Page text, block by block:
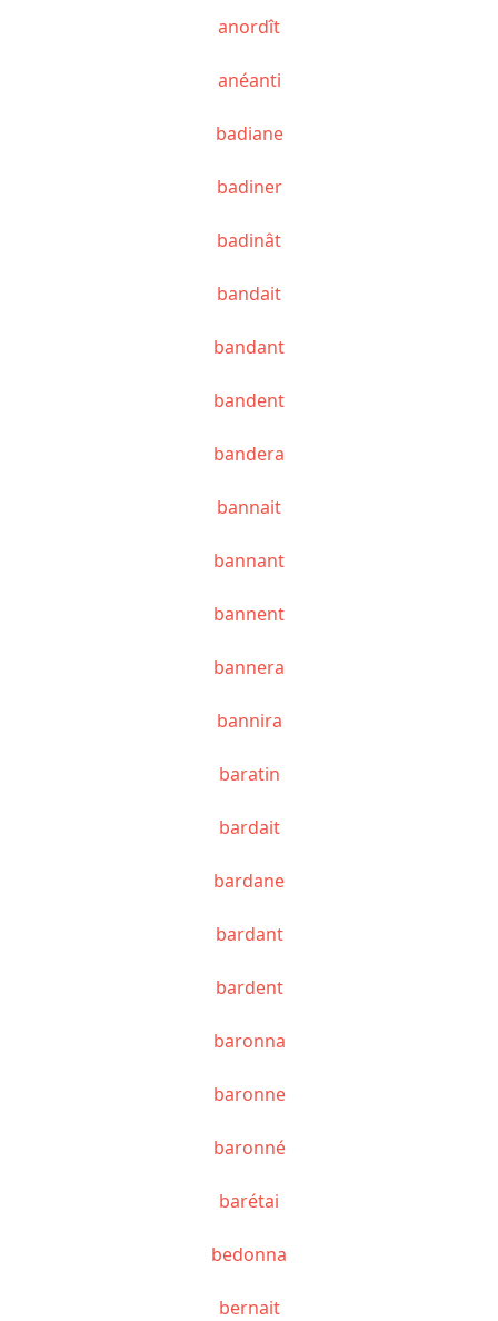
anordît
anéanti
badiane
badiner
badinât
bandait
bandant
bandent
bandera
bannait
bannant
bannent
bannera
bannira
baratin
bardait
bardane
bardant
bardent
baronna
baronne
baronné
barétai
bedonna
bernait